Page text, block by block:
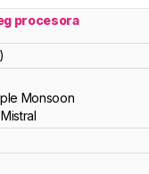
procesora
Monsoon
Mistral